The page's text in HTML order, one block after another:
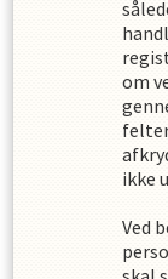
om
ikke
Ved